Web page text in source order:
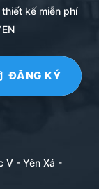
kế miễn phí
V - Yên Xá -